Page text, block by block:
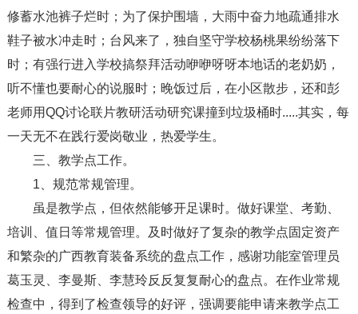
修蓄水池裤子烂时；为了保护围墙，大雨中奋力地疏通排水
鞋子被水冲走时；台风来了，独自坚守学校杨桃果纷纷落下
时；有强行进入学校搞祭拜活动咿咿呀呀本地话的老奶奶，
听不懂也要耐心的说服时；晚饭过后，在小区散步，还和彭
老师用QQ讨论联片教研活动研究课撞到垃圾桶时.....其实，每
一天无不在践行爱岗敬业，热爱学生。
三、教学点工作。
1、规范常规管理。
虽是教学点，但依然能够开足课时。做好课堂、考勤、
培训、值日等常规管理。及时做好了复杂的教学点固定资产
和繁杂的广西教育装备系统的盘点工作，感谢功能室管理员
葛玉灵、李曼斯、李慧玲反反复复耐心的盘点。在作业常规
检查中，得到了检查领导的好评，强调要能申请来教学点工